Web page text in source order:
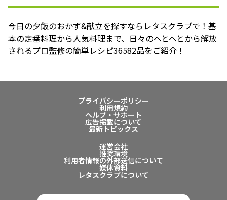
今日の夕飯のおかず&献立を探すならレタスクラブで！基
本の定番料理から人気料理まで、日々のへとへとから解放
されるプロ監修の簡単レシピ36582品をご紹介！
プライバシーポリシー
利用規約
ヘルプ・サポート
広告掲載について
最新トピックス
運営会社
推奨環境
利用者情報の外部送信について
媒体資料
レタスクラブについて